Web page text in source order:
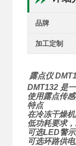
品牌
加工定制
露点仪
DMT132 是
使用露点传
特点
在冷冻干燥
低功耗要求
可选LED警
可选环路供